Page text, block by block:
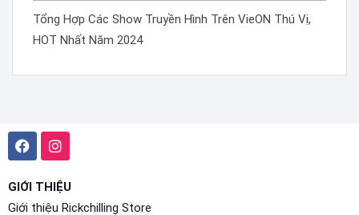
Tổng Hợp Các Show Truyền Hình Trên VieON Thú Vị,
HOT Nhất Năm 2024
GIỚI THIỆU
Giới thiệu Rickchilling Store